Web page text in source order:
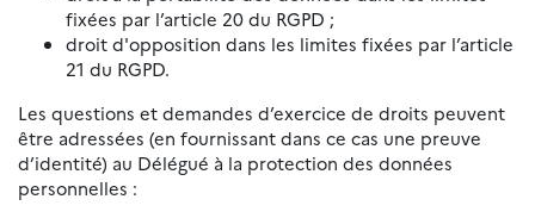
fixées par l’article 20 du RGPD ;
droit d'opposition dans les limites fixées par l’article
21 du RGPD.
Les questions et demandes d’exercice de droits peuvent
être adressées (en fournissant dans ce cas une preuve
d’identité) au Délégué à la protection des données
personnelles :